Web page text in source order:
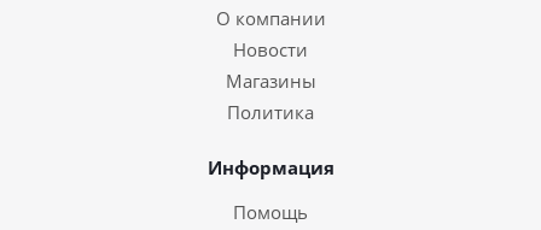
О компании
Новости
Магазины
Политика
Информация
Помощь